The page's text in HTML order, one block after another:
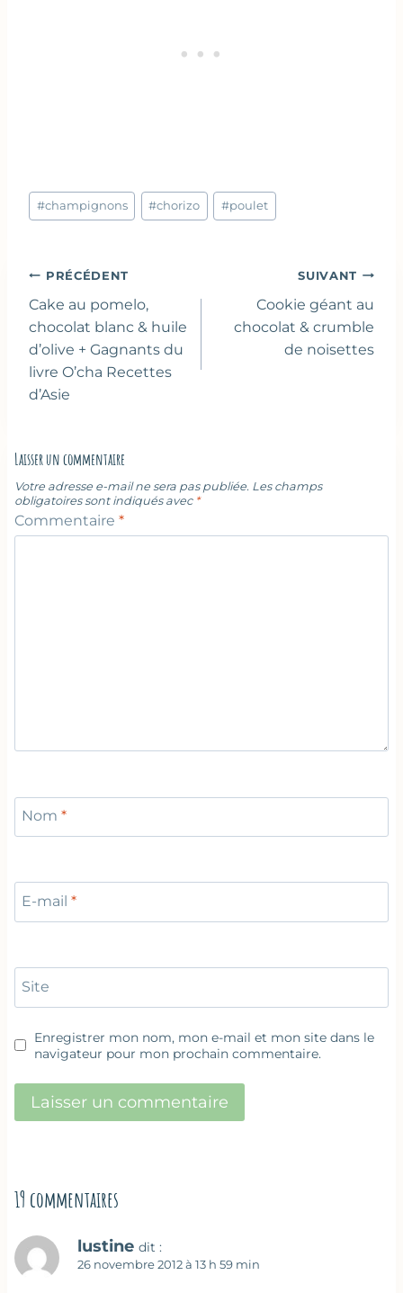
Étiquettes
de
#champignons #chorizo #poulet
Navigation
de
l’article
PRÉCÉDENT
Cake au pomelo,
chocolat blanc & huile
d’olive + Gagnants du
livre O’cha Recettes
d’Asie
SUIVANT
Cookie géant au
chocolat & crumble
de noisettes
Laisser un commentaire
Votre adresse e-mail ne sera pas publiée. Les champs
obligatoires sont indiqués avec *
Commentaire *
Nom *
E-mail *
Site
Enregistrer mon nom, mon e-mail et mon site dans le
navigateur pour mon prochain commentaire.
19 commentaires
lustine dit :
26 novembre 2012 à 13 h 59 min